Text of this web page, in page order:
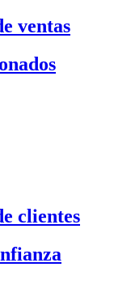
ventas
clientes